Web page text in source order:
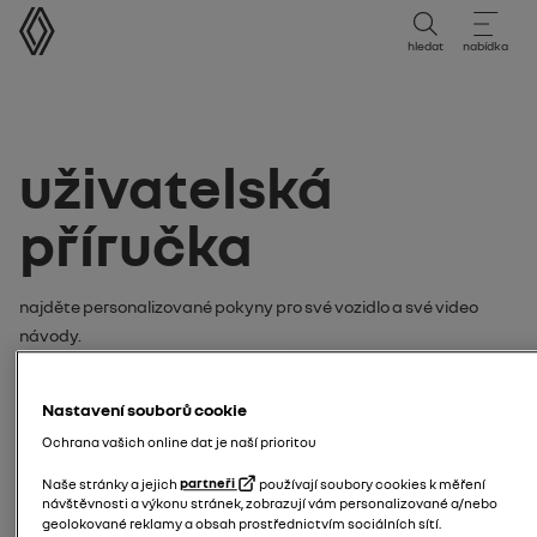
uživatelská příručka
hledat nabídka
uživatelská
příručka
Najděte personalizované pokyny pro své vozidlo a své video
návody.
návod podle:
model
Nastavení souborů cookie
Ochrana vašich online dat je naší prioritou
Naše stránky a jejichpartneři
používají soubory cookies k měření
návštěvnosti a výkonu stránek, zobrazují vám personalizované a/nebo
geolokované reklamy a obsah prostřednictvím sociálních sítí.